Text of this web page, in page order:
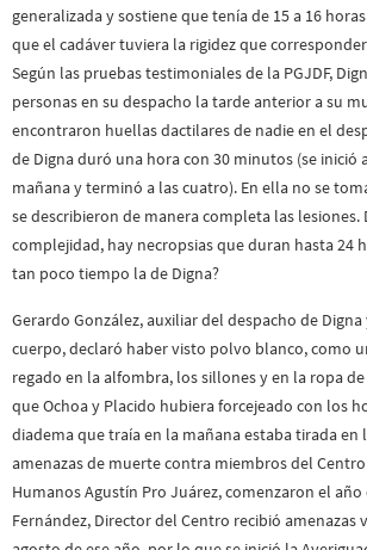
generalizada y sostiene que tenía de 15 a 16
que el cadáver tuviera la rigidez que
Según las pruebas testimoniales de la PGJDF,
personas en su despacho la tarde anterior a su
encontraron huellas dactilares de nadie en el
de Digna duró una hora con 30 minutos (se inició
mañana y terminó a las cuatro). En ella no se
se describieron de manera completa las lesiones.
complejidad, hay necropsias que duran hasta 24
tan poco tiempo la de Digna?
Gerardo González, auxiliar del despacho de
cuerpo, declaró haber visto polvo blanco, como
regado en la alfombra, los sillones y en la ropa
que Ochoa y Placido hubiera forcejeado con los
diadema que traía en la mañana estaba tirada en
amenazas de muerte contra miembros del
Humanos Agustín Pro Juárez, comenzaron el año
Fernández, Director del Centro recibió amenazas